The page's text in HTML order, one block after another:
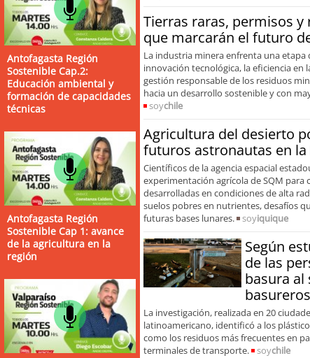
Antofagasta Región
Sostenible Cap.2:
Educación ambiental y
formación de capacidades
técnicas
Antofagasta Región
Sostenible Cap 1: avance
de la agricultura en la
región
Tierras raras, permisos y
que marcarán el futuro
La industria minera enfrenta una
innovación tecnológica, la eficiencia en
gestión responsable de los residuos
hacia un desarrollo sostenible y con
soychile
Agricultura del desierto
futuros astronautas en la
Científicos de la agencia espacial
experimentación agrícola de SQM para
desarrolladas en condiciones de alta
suelos pobres en nutrientes, desafíos
futuras bases lunares.
soyiquique
Según
de las
basura al
La investigación, realizada en 20
latinoamericano, identificó a los
como los residuos más frecuentes en
terminales de transporte.
soychile
subieron 12,5%